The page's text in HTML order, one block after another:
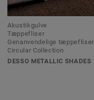
Akustikgulve
Tæppefliser
Genanvendelige tæppefliser
Circular Collection
DESSO METALLIC SHADES